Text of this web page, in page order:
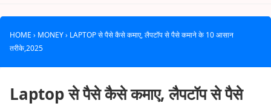
HOME › MONEY› LAPTOP से पैसे कैसे कमाए, लैपटॉप से पैसे कमाने के 10 आसान
तरीके,2025
Laptop से पैसे कैसे कमाए, लैपटॉप से पैसे